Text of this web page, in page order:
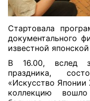
Стартовала
документального
известной
В 16.00, вслед
праздника,
«Искусство Японии
коллекцию